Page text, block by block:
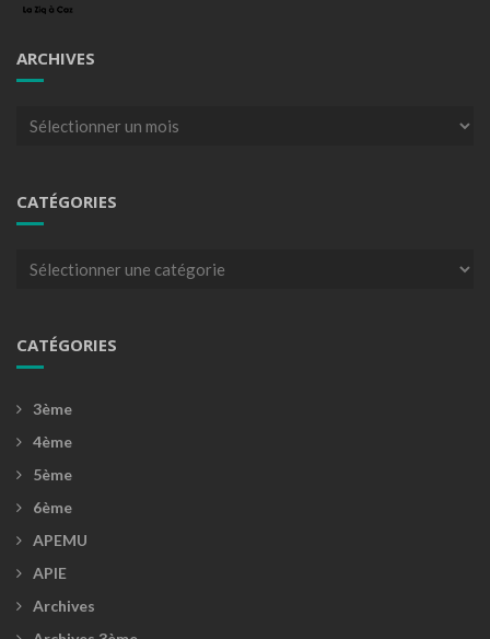
ARCHIVES
Archives
CATÉGORIES
Catégories
CATÉGORIES
3ème
4ème
5ème
6ème
APEMU
APIE
Archives